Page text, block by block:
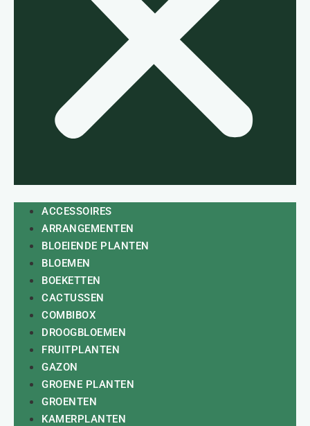
ACCESSOIRES
ARRANGEMENTEN
BLOEIENDE PLANTEN
BLOEMEN
BOEKETTEN
CACTUSSEN
COMBIBOX
DROOGBLOEMEN
FRUITPLANTEN
GAZON
GROENE PLANTEN
GROENTEN
KAMERPLANTEN